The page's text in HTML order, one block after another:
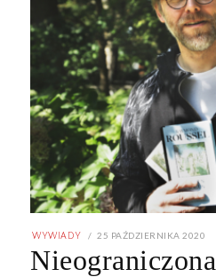
WYWIADY
POSTED
25 PAŹDZIERNIKA 2020